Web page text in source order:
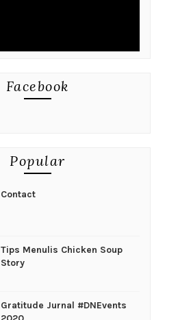
Facebook
Popular
Contact
Tips Menulis Chicken Soup
Story
Gratitude Jurnal #DNEvents